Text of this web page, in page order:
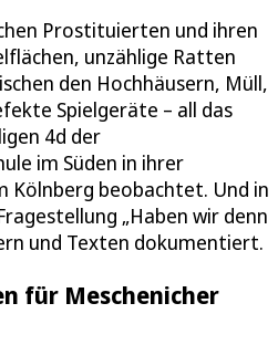
Prostituierten und ihren
unzählige Ratten
den Hochhäusern, Müll,
Spielgeräte – all das
4d der
im Süden in ihrer
Kölnberg beobachtet. Und in
„Haben wir denn
und Texten dokumentiert.
für Meschenicher